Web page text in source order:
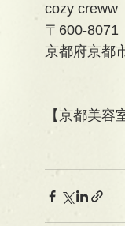
cozy creww
〒600-8071
京都府京都
【京都美